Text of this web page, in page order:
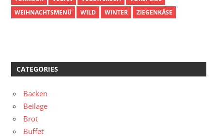
WEIHNACHTSMENÜ
WILD WINTER ZIEGENKÄSE
CATEGORIES
Backen
Beilage
Brot
Buffet